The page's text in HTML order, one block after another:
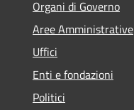
Organi di Governo
Aree Amministrative
Uffici
Enti e fondazioni
Politici